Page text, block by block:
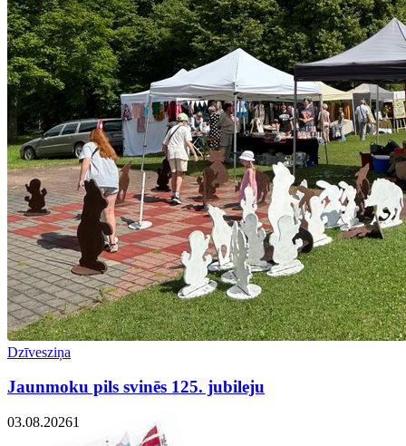
Dzīvesziņa
Jaunmoku pils svinēs 125. jubileju
03.08.20261